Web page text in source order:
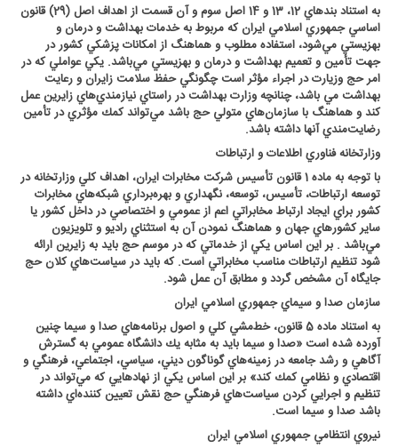
به استناد بندهاي 12، 13 و 14 اصل سوم و آن قسمت از اهداف اصل (29) قانون
اساسي جمهوري اسلامي ايران كه مربوط به خدمات بهداشت و درمان و
بهزيستي مي‌شود، استفاده مطلوب و هماهنگ از امكانات پزشكي كشور در
جهت تأمين و تعميم بهداشت و درمان و بهزيستي مي‌باشد. يكي عواملي كه در
امر حج وزيارت در اجراء مؤثر است چگونگي حفظ سلامت زايران و رعايت
بهداشت مي باشد، چنانچه وزارت بهداشت در راستاي نيازمندي‌هاي زايرين عمل
كند و هماهنگ با سازمان‌هاي متولي حج باشد مي‌تواند كمك مؤثري در تأمين
رضايت‌مندي آنها داشته باشد.
وزارتخانه فناوري اطلاعات و ارتباطات
با توجه به ماده 1 قانون تأسيس شركت مخابرات ايران، اهداف كلي وزارتخانه در
توسعه ارتباطات، تأسيس، توسعه، نگهداري و بهره‌برداري شبكه‌هاي مخابرات
كشور براي ايجاد ارتباط مخابراتي اعم از عمومي و اختصاصي در داخل كشور يا
ساير كشورهاي جهان و هماهنگ نمودن آن به استثناي راديو و تلويزيون
مي‌باشد . بر اين اساس يكي از خدماتي كه در موسم حج بايد به زايرين ارائه
شود تنظيم ارتباطات مناسب مخابراتي است. كه بايد در سياست‌هاي كلان حج
جايگاه آن مشخص گردد و مطابق آن عمل شود.
سازمان صدا و سيماي جمهوري اسلامي ايران
به استناد ماده 5 قانون، خط‌مشي كلي و اصول برنامه‌هاي صدا و سيما چنين
آورده شده‌ است «صدا و سيما بايد به مثابه يك دانشگاه عمومي به گسترش
آگاهي و رشد جامعه در زمينه‌هاي گوناگون ديني، سياسي، اجتماعي، فرهنگي و
اقتصادي و نظامي كمك كند» بر اين اساس يكي از نهادهايي كه مي‌تواند در
تنظيم و اجرايي كردن سياست‌هاي فرهنگي حج نقش تعيين كننده‌اي داشته
باشد صدا و سيما است.
نيروي انتظامي جمهوري اسلامي ايران